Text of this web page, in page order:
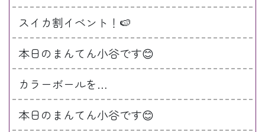
スイカ割イベント！🍉
本日のまんてん小谷です😊
カラーボールを…
本日のまんてん小谷です😊